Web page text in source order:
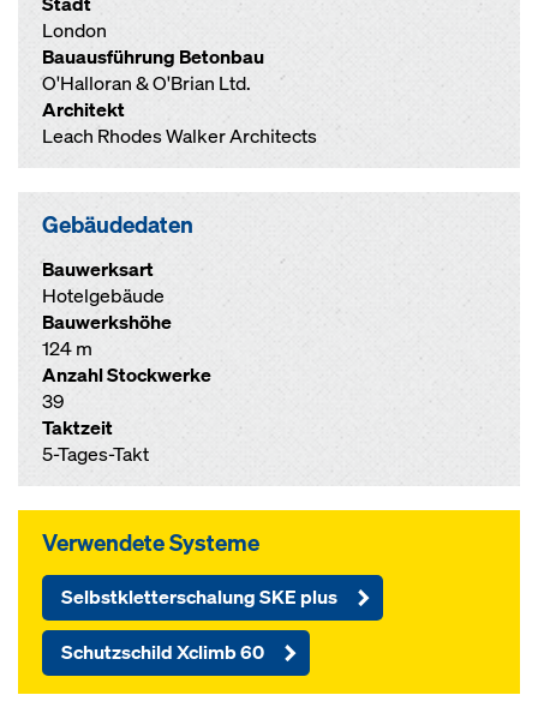
London
Bauausführung Betonbau
O'Halloran & O'Brian Ltd.
Architekt
Leach Rhodes Walker Architects
Gebäudedaten
Bauwerksart
Hotelgebäude
Bauwerkshöhe
124 m
Anzahl Stockwerke
39
Taktzeit
5-Tages-Takt
Verwendete Systeme
Selbstkletterschalung SKE plus
Schutzschild Xclimb 60